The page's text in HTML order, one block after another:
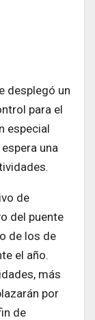
desplegó un
para el
especial
una
de
del puente
de los de
el año.
más
por
de